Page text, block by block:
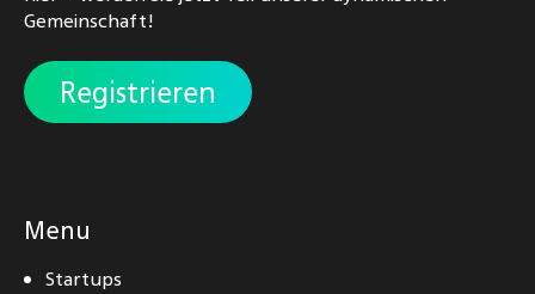
Gemeinschaft!
Registrieren
Menu
Startups